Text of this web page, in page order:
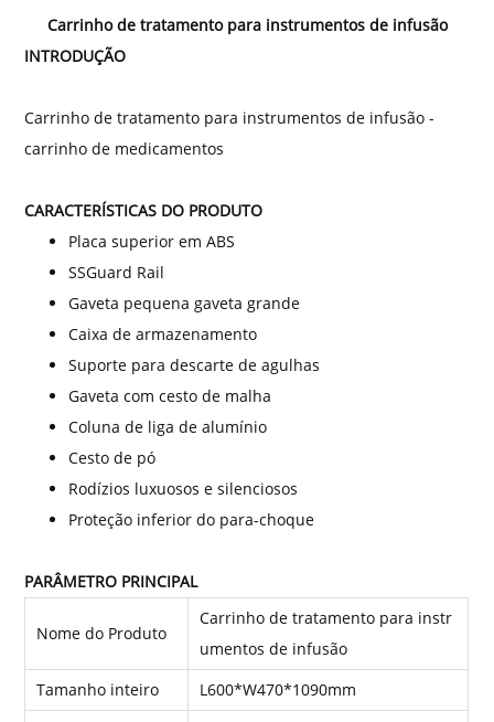
Carrinho de tratamento para instrumentos de infusão
INTRODUÇÃO
Carrinho de tratamento para instrumentos de infusão -
carrinho de medicamentos
CARACTERÍSTICAS DO PRODUTO
Placa superior em ABS
SSGuard Rail
Gaveta pequena gaveta grande
Caixa de armazenamento
Suporte para descarte de agulhas
Gaveta com cesto de malha
Coluna de liga de alumínio
Cesto de pó
Rodízios luxuosos e silenciosos
Proteção inferior do para-choque
PARÂMETRO PRINCIPAL
Nome do Produto
Carrinho de tratamento para instr
umentos de infusão
Tamanho inteiro
L600*W470*1090mm